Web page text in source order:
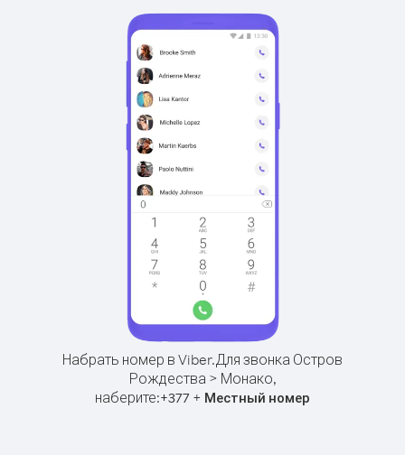
Набрать номер в Viber.Для звонка Остров
Рождества > Монако,
наберите:+377 + Местный номер